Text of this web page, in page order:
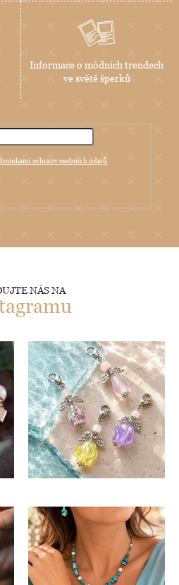
Informace o módních trendech
ve světě šperků
ochrany osobních údajů
NÁS NA